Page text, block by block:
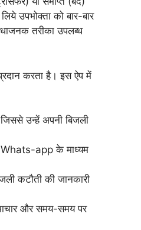
उपभोक्ता को बार-बार
तरीका उपलब्ध
करता है। इस ऐप में
उन्हें अपनी बिजली
Whats-app के माध्यम
कटौती की जानकारी
और समय-समय पर